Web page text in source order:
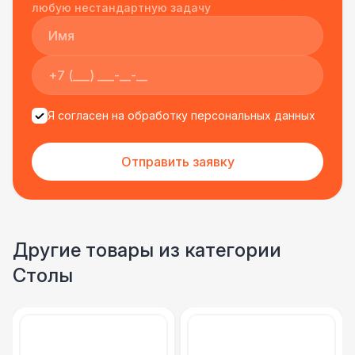
любую нестандартную задачу
Я согласен на обработку персональных данных
Отправить заявку
Другие товары из категории
Столы